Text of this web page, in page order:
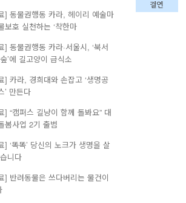
] 동물권행동 카라, 헤이리 예술마
보호 실천하는 ‘착한마
] 동물권행동 카라·서울시, ‘북서
’에 길고양이 급식소
] 카라, 경희대와 손잡고 ‘생명공
’ 만든다
] “캠퍼스 길냥이 함께 돌봐요” 대
봄사업 2기 출범
] ‘똑똑’ 당신의 노크가 생명을 살
니다
] 반려동물은 쓰다버리는 물건이